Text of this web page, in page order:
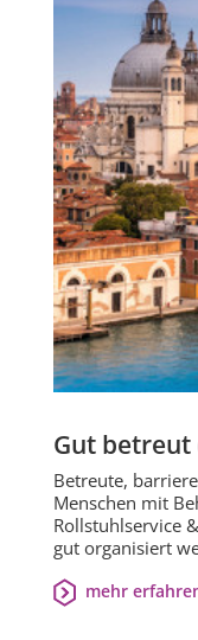
Gut betreut
Betreute,
Menschen mit
Rollstuhlservice
gut organisiert
mehr